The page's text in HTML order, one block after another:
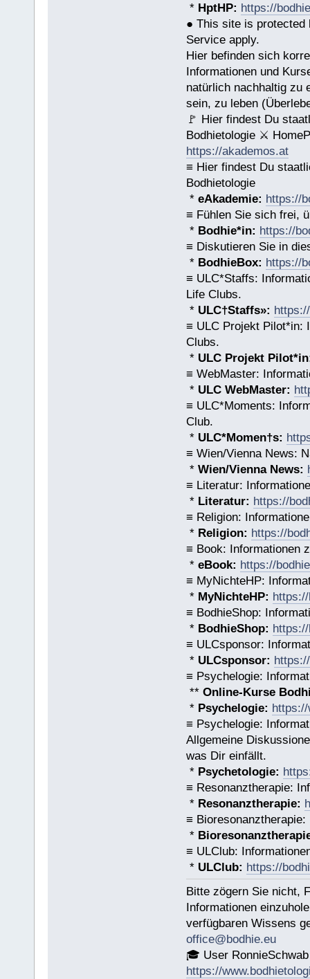
* HptHP: https://
● This site is protected
Service apply.
Hier befinden sich
Informationen und
natürlich nachhaltig zu
sein, zu leben
🚩 Hier findest Du
Bodhietologie ⚔
https://akademos.at
≡ Hier findest Du
Bodhietologie
* eAkademie: https://
≡ Fühlen Sie sich frei,
* Bodhie*in: https://
≡ Diskutieren Sie in
* BodhieBox: https://
≡ ULC*Staffs:
Life Clubs.
* ULC†Staffs»:
≡ ULC Projekt Pilot*in:
Clubs.
* ULC Projekt
≡ WebMaster:
* ULC WebMaster:
≡ ULC*Moments:
Club.
* ULC*Momen†s:
≡ Wien/Vienna News:
* Wien/Vienna News:
≡ Literatur:
* Literatur: https://
≡ Religion:
* Religion: https://
≡ Book: Informationen
* eBook: https://
≡ MyNichteHP:
* MyNichteHP:
≡ BodhieShop:
* BodhieShop:
≡ ULCsponsor:
* ULCsponsor:
≡ Psychelogie:
** Online-Kurse
* Psychelogie:
≡ Psychelogie:
Allgemeine
was Dir einfällt.
* Psychetologie:
≡ Resonanztherapie:
* Resonanztherapie:
≡
*
≡ ULClub:
* ULClub: https://
Bitte zögern Sie nicht,
Informationen
verfügbaren Wissens
office@bodhie.eu
🎓 User
https://